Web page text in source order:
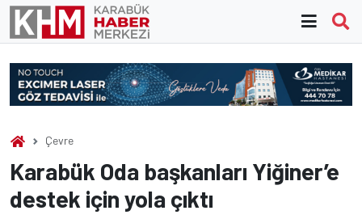
Skip
content
Çevre
Karabük Oda başkanları Yiğiner’e
destek için yola çıktı